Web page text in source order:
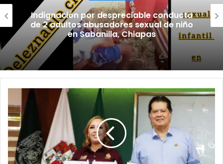
Indignación por despreciable conducta
de 2 adultos abusadores sexual de niño
en Sabanilla, Chiapas